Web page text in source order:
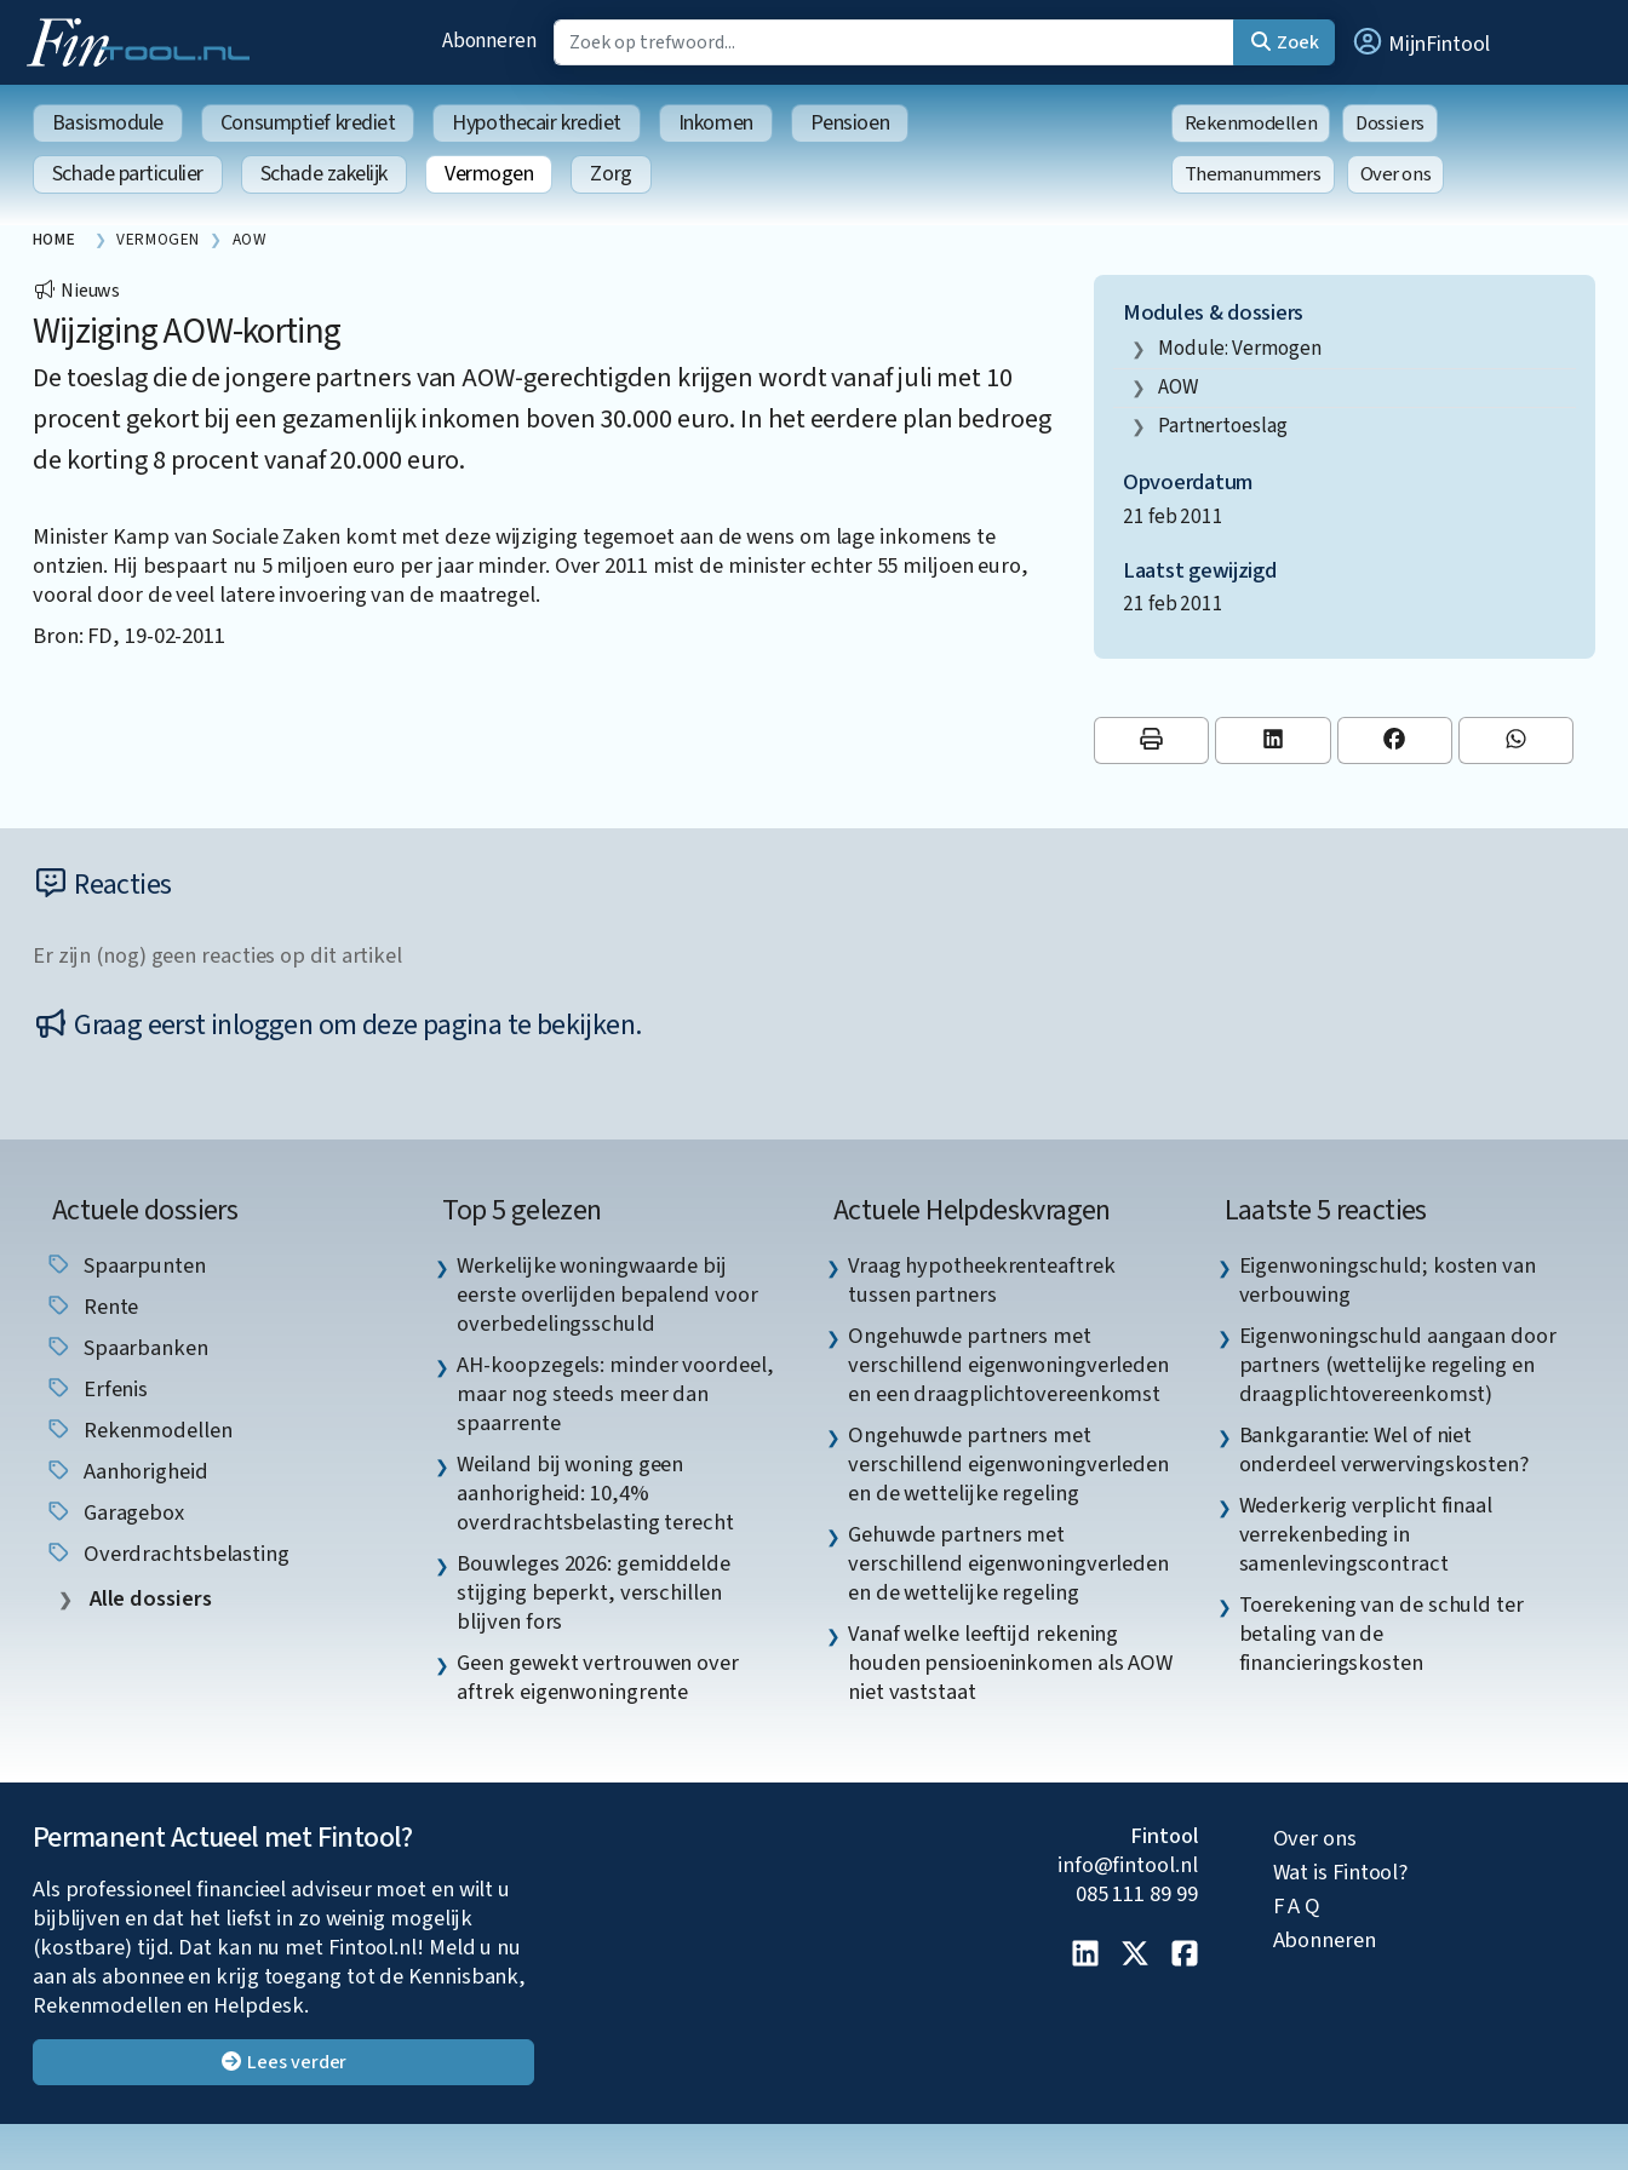
Abonneren Zoek MijnFintool
Basismodule Consumptief krediet Hypothecair krediet Inkomen
Pensioen
Schade particulier
Schade zakelijk Vermogen Zorg
Rekenmodellen
Dossiers
Themanummers
Over ons
HOME VERMOGEN AOW
Nieuws
Wijziging AOW-korting
De toeslag die de jongere partners van AOW-gerechtigden krijgen wordt vanaf juli met 10
procent gekort bij een gezamenlijk inkomen boven 30.000 euro. In het eerdere plan bedroeg
de korting 8 procent vanaf 20.000 euro.
Minister Kamp van Sociale Zaken komt met deze wijziging tegemoet aan de wens om lage inkomens te
ontzien. Hij bespaart nu 5 miljoen euro per jaar minder. Over 2011 mist de minister echter 55 miljoen euro,
vooral door de veel latere invoering van de maatregel.
Bron: FD, 19-02-2011
Modules & dossiers
Module: Vermogen
AOW
Partnertoeslag
Opvoerdatum
21 feb 2011
Laatst gewijzigd
21 feb 2011
Reacties
Er zijn (nog) geen reacties op dit artikel
Graag eerst inloggen om deze pagina te bekijken.
Actuele dossiers
Spaarpunten
Rente
Spaarbanken
Erfenis
Rekenmodellen
Aanhorigheid
Garagebox
Overdrachtsbelasting
Alle dossiers
Top 5 gelezen
Werkelijke woningwaarde bij
eerste overlijden bepalend voor
overbedelingsschuld
AH-koopzegels: minder voordeel,
maar nog steeds meer dan
spaarrente
Weiland bij woning geen
aanhorigheid: 10,4%
overdrachtsbelasting terecht
Bouwleges 2026: gemiddelde
stijging beperkt, verschillen
blijven fors
Geen gewekt vertrouwen over
aftrek eigenwoningrente
Actuele Helpdeskvragen
Vraag hypotheekrenteaftrek
tussen partners
Ongehuwde partners met
verschillend eigenwoningverleden
en een draagplichtovereenkomst
Ongehuwde partners met
verschillend eigenwoningverleden
en de wettelijke regeling
Gehuwde partners met
verschillend eigenwoningverleden
en de wettelijke regeling
Vanaf welke leeftijd rekening
houden pensioeninkomen als AOW
niet vaststaat
Laatste 5 reacties
Eigenwoningschuld; kosten van
verbouwing
Eigenwoningschuld aangaan door
partners (wettelijke regeling en
draagplichtovereenkomst)
Bankgarantie: Wel of niet
onderdeel verwervingskosten?
Wederkerig verplicht finaal
verrekenbeding in
samenlevingscontract
Toerekening van de schuld ter
betaling van de
financieringskosten
Permanent Actueel met Fintool?
Als professioneel financieel adviseur moet en wilt u
bijblijven en dat het liefst in zo weinig mogelijk
(kostbare) tijd. Dat kan nu met Fintool.nl! Meld u nu
aan als abonnee en krijg toegang tot de Kennisbank,
Rekenmodellen en Helpdesk.
Lees verder
Fintool
info@fintool.nl
085 111 89 99
Over ons
Wat is Fintool?
F A Q
Abonneren